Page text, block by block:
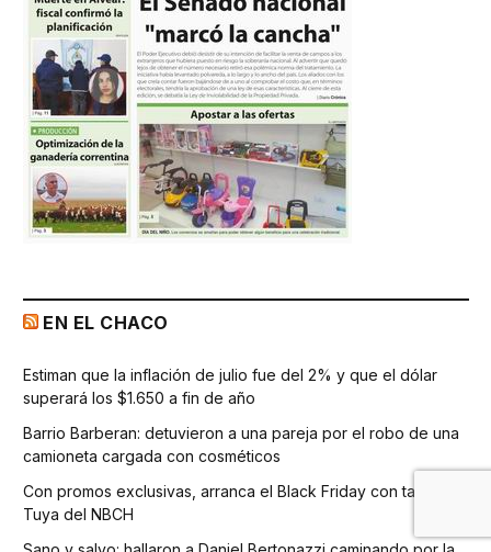
EN EL CHACO
Estiman que la inflación de julio fue del 2% y que el dólar
superará los $1.650 a fin de año
Barrio Barberan: detuvieron a una pareja por el robo de una
camioneta cargada con cosméticos
Con promos exclusivas, arranca el Black Friday con tarjeta
Tuya del NBCH